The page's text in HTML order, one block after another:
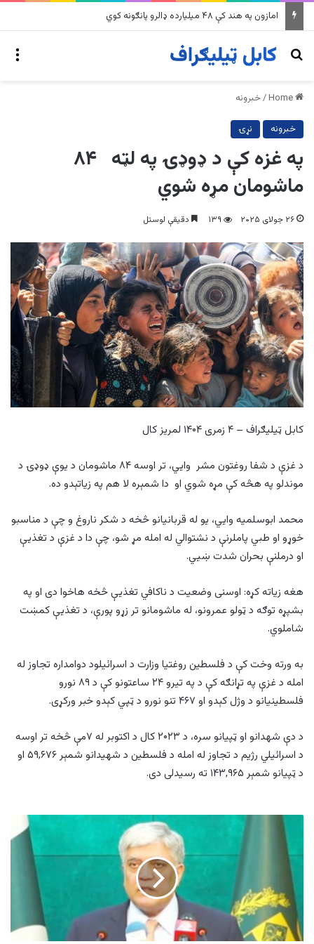
په وینزویلا کې زورورو زلزلو پراخ زیانونه اړولي
Search for
/خبرونه
خبرونه نړۍ
په غزه کې د ډوډۍ په لټه ۸۴
ماشومان مړه شوي
۲۶ جولای ۲۰۲۵ ۱۳۹ دقیقې لوستل
کابل ټیلیګراف – ۴ زمری ۱۴۰۴ لمریز کال
د غزې د شفا روغتون مشر وایي، تر اوسه ۸۴ ماشومان د یوې ډوډۍ د
موندلو په هڅه کې مړه شوي او دا شمېره لا هم په زیاتېدو ده.
محمد ابوسلمیه وایي، یو له قربانیانو څخه د شکر ناروغ و چې د مناسبو
خوړو او طبي پاملرنې د نشتوالي له امله مړ شو، چې دا د غزې د تغذیې
او درملنې بحران شدت ښيي.
هغه زیاته کړه: اوسنی وضعیت د ناکافي تغذیې څخه هاخوا دی او په
بشپړه توګه د ټولو عمرونو، له ماشومانو تر زړو پورې، د تغذیې کمښت
شاملوي.
به ورته وخت کې د فلسطین روغتیا وزارت د اسرائیلود دوامداره تجاوز له
امله د غزې په تړانګه کې د په تیرو ۲۴ ساعتونو کې د ۸۹ نورو
فلسطینیانو د وژل کېدو او ۴۶۷ تنو نورو د ټپي کېدو خبر ورکړی.
د دې شهدانو او ټپیانو سره، د ۲۰۲۳ کال د اکتوبر له ۷مې څخه تر اوسه
د اسرائیلي رژیم د تجاوز له امله د فلسطین د شهیدانو شمېر ۵۹,۶۷۶ او
د ټپیانو شمېر ۱۴۳,۹۶۵ ته رسیدلی دی.
پاکستان:
طالبانو
رسمیت
پېژندلو
موضوع
یوازې
آټکل